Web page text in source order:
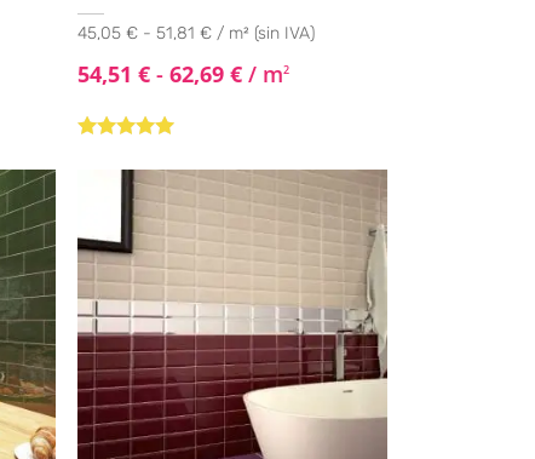
45,05 € - 51,81 € / m² (sin IVA)
54,51 € - 62,69 €/ m2
de 5